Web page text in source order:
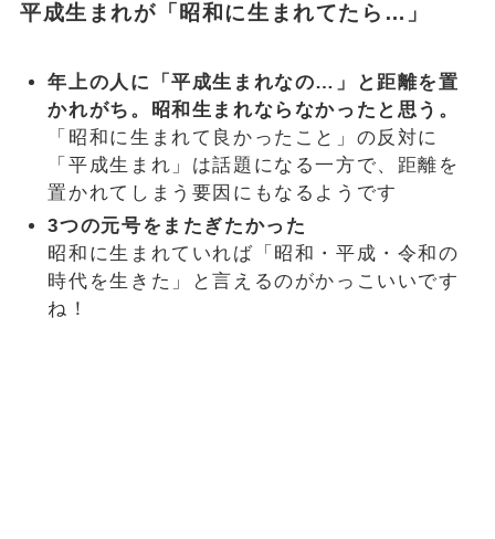
平成生まれが「昭和に生まれてたら…」
年上の人に「平成生まれなの…」と距離を置
かれがち。昭和生まれならなかったと思う。
「昭和に生まれて良かったこと」の反対に
「平成生まれ」は話題になる一方で、距離を
置かれてしまう要因にもなるようです
3つの元号をまたぎたかった
昭和に生まれていれば「昭和・平成・令和の
時代を生きた」と言えるのがかっこいいです
ね！